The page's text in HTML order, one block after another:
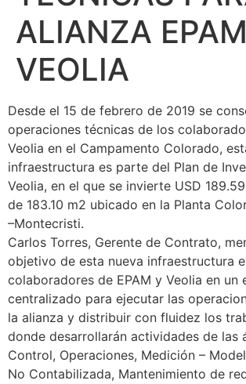
ALIANZA
VEOLIA
Desde el 15 de febrero de 2019 se
operaciones técnicas de los
Veolia en el Campamento Colorado,
infraestructura es parte del Plan de
Veolia, en el que se invierte USD
de 183.10 m2 ubicado en la Planta
–Montecristi.
Carlos Torres, Gerente de Contrato,
objetivo de esta nueva infraestructura
colaboradores de EPAM y Veolia en un
centralizado para ejecutar las
la alianza y distribuir con fluidez los
donde desarrollarán actividades de las
Control, Operaciones, Medición –
No Contabilizada, Mantenimiento de